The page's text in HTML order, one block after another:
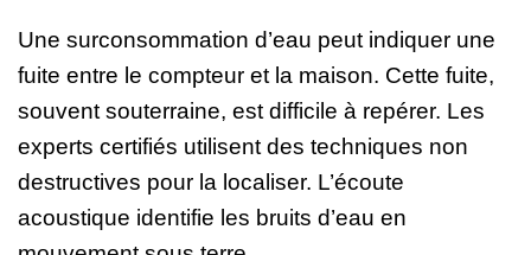
Une surconsommation d’eau peut indiquer une
fuite entre le compteur et la maison. Cette fuite,
souvent souterraine, est difficile à repérer. Les
experts certifiés utilisent des techniques non
destructives pour la localiser. L’écoute
acoustique identifie les bruits d’eau en